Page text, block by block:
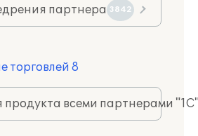
партнера 3842
торговлей 8
продукта всеми партнерами